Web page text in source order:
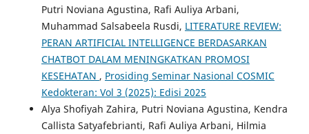
Putri Noviana Agustina, Rafi Auliya Arbani,
Muhammad Salsabeela Rusdi, LITERATURE REVIEW:
PERAN ARTIFICIAL INTELLIGENCE BERDASARKAN
CHATBOT DALAM MENINGKATKAN PROMOSI
KESEHATAN , Prosiding Seminar Nasional COSMIC
Kedokteran: Vol 3 (2025): Edisi 2025
Alya Shofiyah Zahira, Putri Noviana Agustina, Kendra
Callista Satyafebrianti, Rafi Auliya Arbani, Hilmia